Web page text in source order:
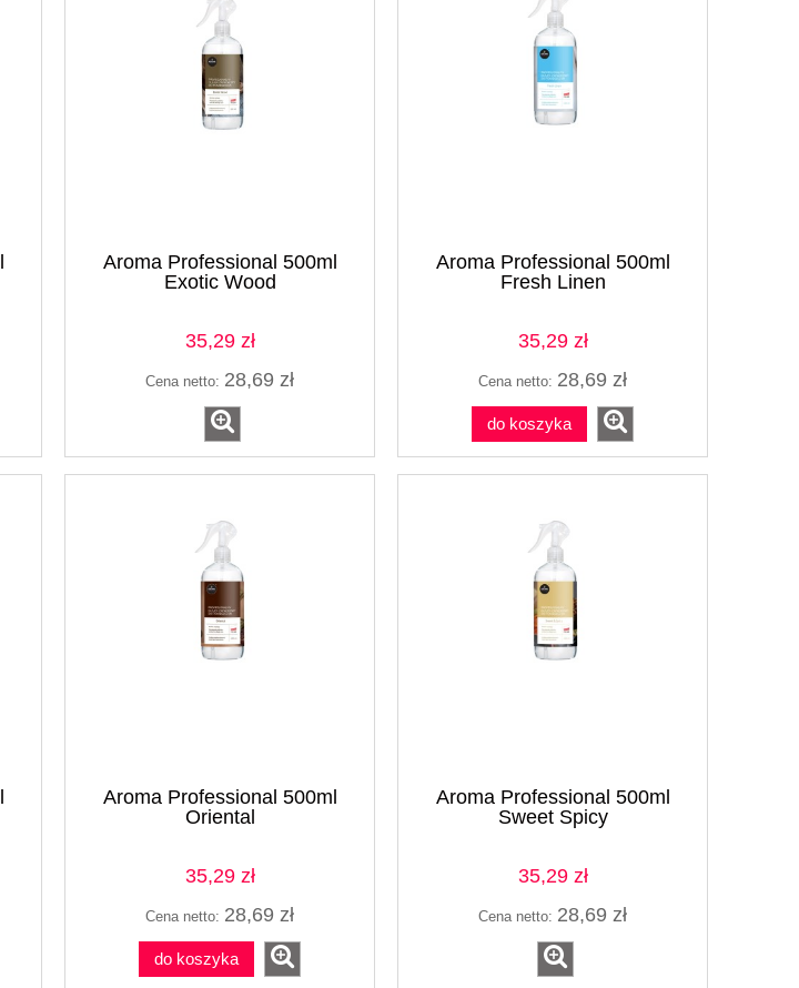
Aroma Professional 500ml
Exotic Wood
35,29 zł
Cena netto: 28,69 zł
Aroma Professional 500ml
Fresh Linen
35,29 zł
Cena netto: 28,69 zł
do koszyka
Aroma Professional 500ml
Oriental
35,29 zł
Cena netto: 28,69 zł
do koszyka
Aroma Professional 500ml
Sweet Spicy
35,29 zł
Cena netto: 28,69 zł